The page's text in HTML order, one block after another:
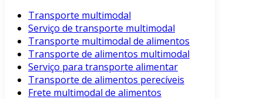
Transporte multimodal
Serviço de transporte multimodal
Transporte multimodal de alimentos
Transporte de alimentos multimodal
Serviço para transporte alimentar
Transporte de alimentos perecíveis
Frete multimodal de alimentos